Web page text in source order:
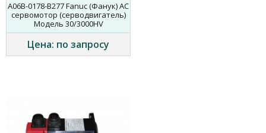
A06B-0178-B277 Fanuc (Фанук) AC
сервомотор (серводвигатель)
Модель 30/3000HV
Цена: по запросу